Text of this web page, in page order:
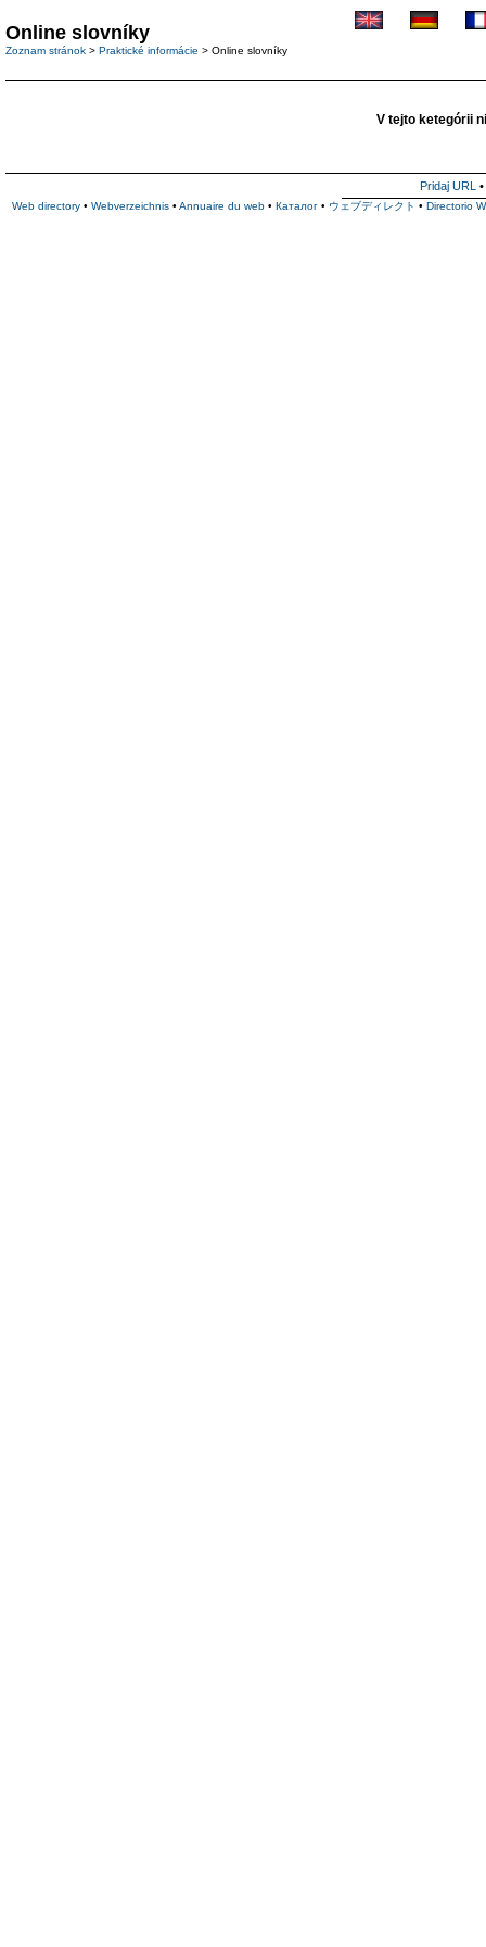
Online slovníky
Zoznam stránok > Praktické informácie > Online slovníky
V tejto ketegórii
Pridaj URL •
Web directory • Webverzeichnis • Annuaire du web • Каталог • ウェブディレクト • Directorio